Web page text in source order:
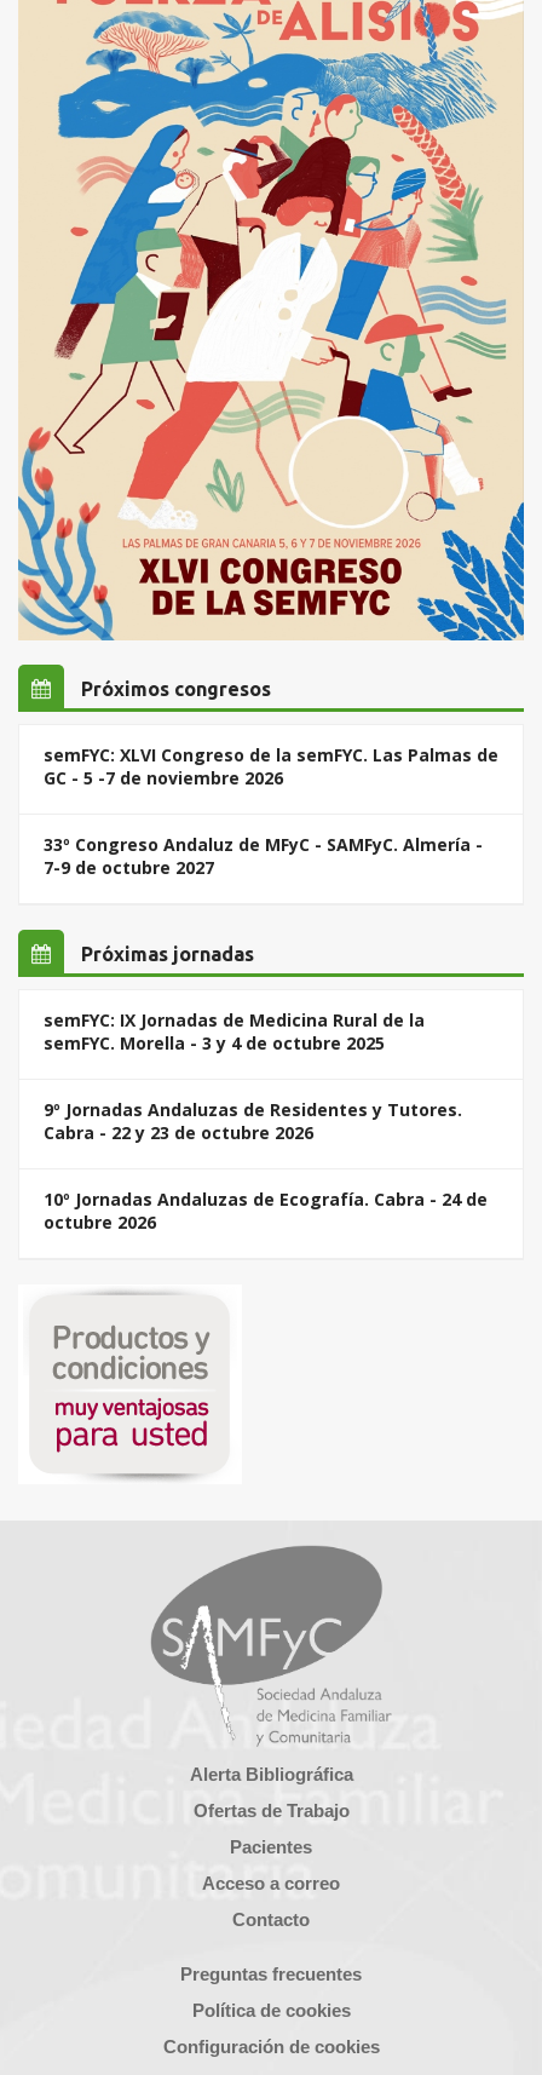
Próximos congresos
semFYC: XLVI Congreso de la semFYC. Las Palmas de
GC - 5 -7 de noviembre 2026
33º Congreso Andaluz de MFyC - SAMFyC. Almería -
7-9 de octubre 2027
Próximas jornadas
semFYC: IX Jornadas de Medicina Rural de la
semFYC. Morella - 3 y 4 de octubre 2025
9º Jornadas Andaluzas de Residentes y Tutores.
Cabra - 22 y 23 de octubre 2026
10º Jornadas Andaluzas de Ecografía. Cabra - 24 de
octubre 2026
Alerta Bibliográfica
Ofertas de Trabajo
Pacientes
Acceso a correo
Contacto
Preguntas frecuentes
Política de cookies
Configuración de cookies